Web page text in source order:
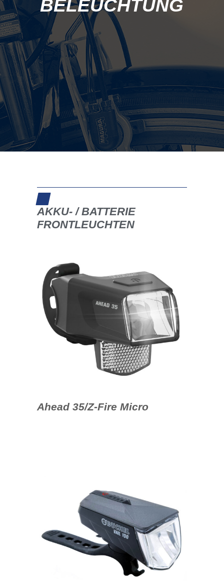
AKKU- / BATTERIE
FRONTLEUCHTEN
Ahead 35/Z-Fire Micro